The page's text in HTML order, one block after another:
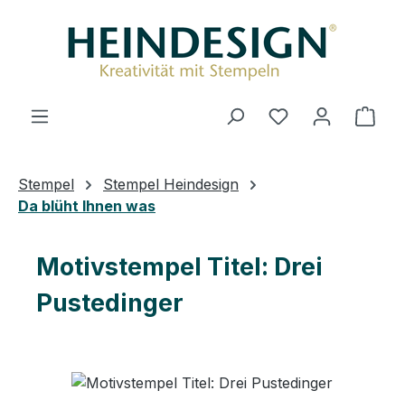
Du hast 0
Stempel
Stempel Heindesign
Da blüht Ihnen was
Motivstempel Titel: Drei
Pustedinger